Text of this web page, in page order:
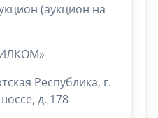
(аукцион на
Республика, г.
д. 178